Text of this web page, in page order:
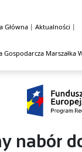
Główna | Aktualności |
Marszałka
nabór